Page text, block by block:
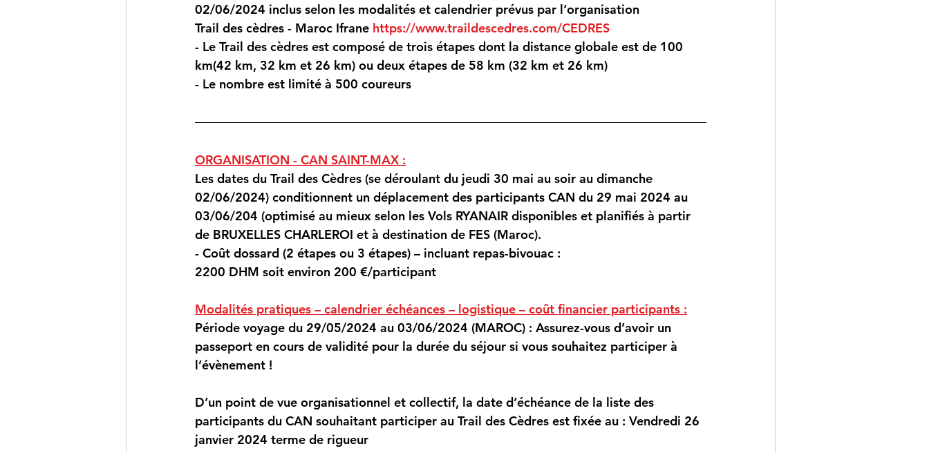
02/06/2024 inclus selon les modalités et calendrier prévus par l’organisation
Trail des cèdres - Maroc Ifrane https://www.traildescedres.com/CEDRES
- Le Trail des cèdres est composé de trois étapes dont la distance globale est de 100
km(42 km, 32 km et 26 km) ou deux étapes de 58 km (32 km et 26 km)
- Le nombre est limité à 500 coureurs
ORGANISATION - CAN SAINT-MAX :
Les dates du Trail des Cèdres (se déroulant du jeudi 30 mai au soir au dimanche
02/06/2024) conditionnent un déplacement des participants CAN du 29 mai 2024 au
03/06/204 (optimisé au mieux selon les Vols RYANAIR disponibles et planifiés à partir
de BRUXELLES CHARLEROI et à destination de FES (Maroc).
- Coût dossard (2 étapes ou 3 étapes) – incluant repas-bivouac :
2200 DHM soit environ 200 €/participant
Modalités pratiques – calendrier échéances – logistique – coût financier participants :
Période voyage du 29/05/2024 au 03/06/2024 (MAROC) : Assurez-vous d’avoir un
passeport en cours de validité pour la durée du séjour si vous souhaitez participer à
l’évènement !
D’un point de vue organisationnel et collectif, la date d’échéance de la liste des
participants du CAN souhaitant participer au Trail des Cèdres est fixée au : Vendredi 26
janvier 2024 terme de rigueur